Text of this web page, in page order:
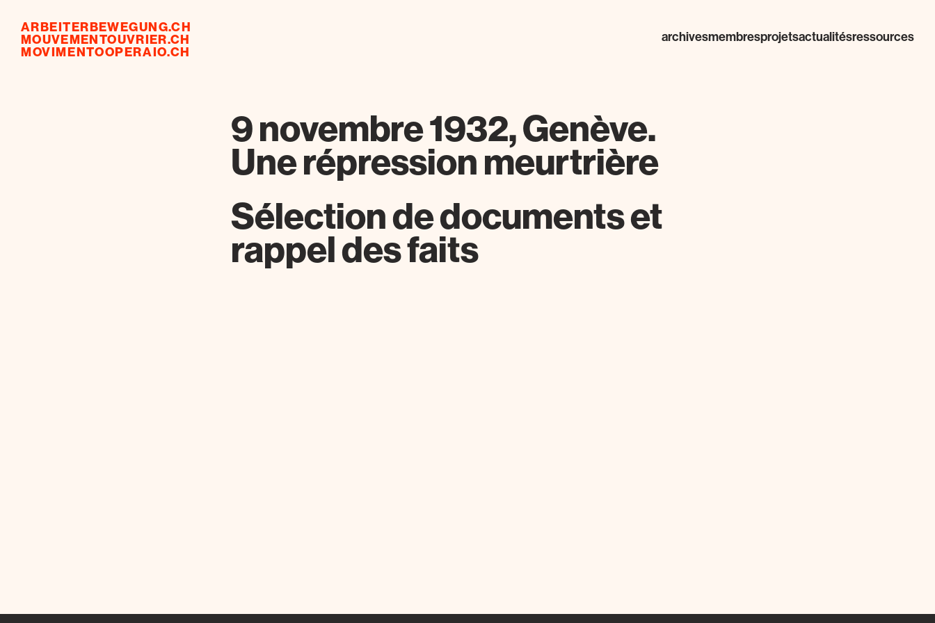
ARBEITERBEWEGUNG.CH
MOUVEMENTOUVRIER.CH
MOVIMENTOOPERAIO.CH
archivesmembresprojetsactualitésressources
9 novembre 1932, Genève.
Une répression meurtrière
Sélection de documents et
rappel des faits